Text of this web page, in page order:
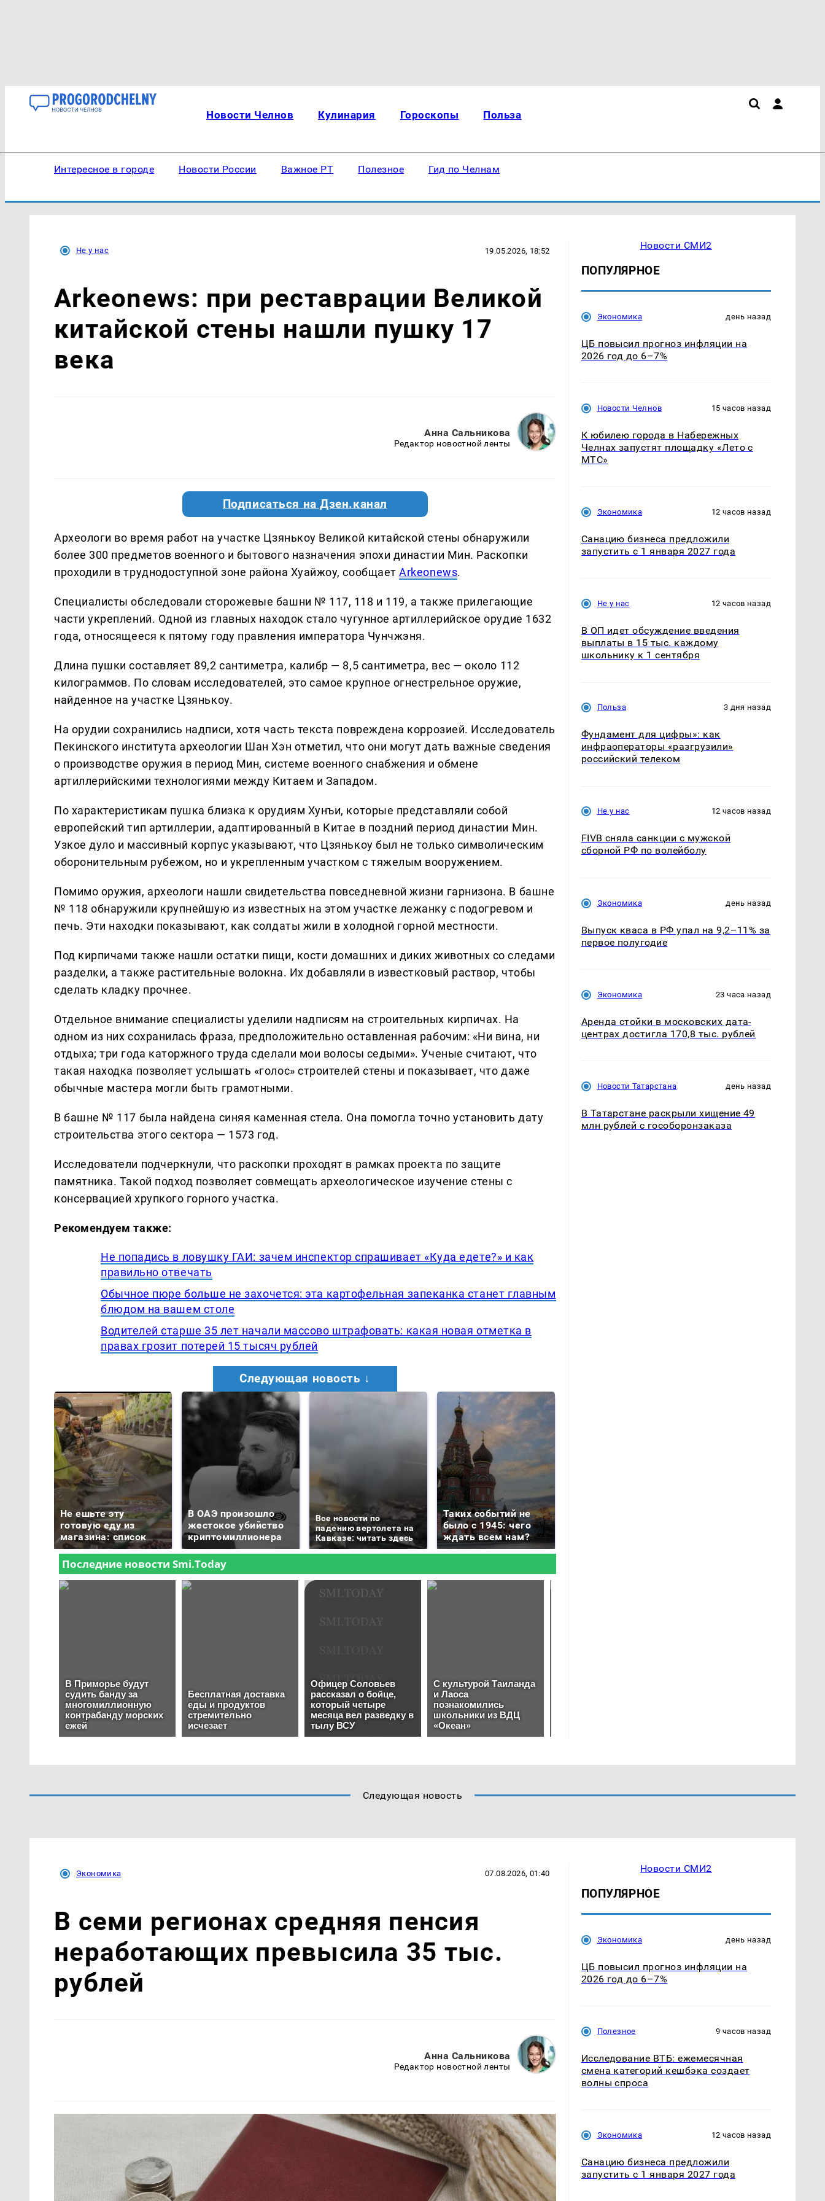
Новости Челнов Кулинария Гороскопы Польза
Интересное в городе Новости России Важное РТ Полезное Гид по Челнам
Не у нас 19.05.2026, 18:52
Arkeonews: при реставрации Великой
китайской стены нашли пушку 17
века
Анна Сальникова
Редактор новостной ленты
Подписаться на Дзен.канал
Археологи во время работ на участке Цзянькоу Великой китайской стены обнаружили
более 300 предметов военного и бытового назначения эпохи династии Мин. Раскопки
проходили в труднодоступной зоне района Хуайжоу, сообщаетArkeonews.
Специалисты обследовали сторожевые башни № 117, 118 и 119, а также прилегающие
части укреплений. Одной из главных находок стало чугунное артиллерийское орудие 1632
года, относящееся к пятому году правления императора Чунчжэня.
Длина пушки составляет 89,2 сантиметра, калибр — 8,5 сантиметра, вес — около 112
килограммов. По словам исследователей, это самое крупное огнестрельное оружие,
найденное на участке Цзянькоу.
На орудии сохранились надписи, хотя часть текста повреждена коррозией. Исследователь
Пекинского института археологии Шан Хэн отметил, что они могут дать важные сведения
о производстве оружия в период Мин, системе военного снабжения и обмене
артиллерийскими технологиями между Китаем и Западом.
По характеристикам пушка близка к орудиям Хунъи, которые представляли собой
европейский тип артиллерии, адаптированный в Китае в поздний период династии Мин.
Узкое дуло и массивный корпус указывают, что Цзянькоу был не только символическим
оборонительным рубежом, но и укрепленным участком с тяжелым вооружением.
Помимо оружия, археологи нашли свидетельства повседневной жизни гарнизона. В башне
№ 118 обнаружили крупнейшую из известных на этом участке лежанку с подогревом и
печь. Эти находки показывают, как солдаты жили в холодной горной местности.
Под кирпичами также нашли остатки пищи, кости домашних и диких животных со следами
разделки, а также растительные волокна. Их добавляли в известковый раствор, чтобы
сделать кладку прочнее.
Отдельное внимание специалисты уделили надписям на строительных кирпичах. На
одном из них сохранилась фраза, предположительно оставленная рабочим: «Ни вина, ни
отдыха; три года каторжного труда сделали мои волосы седыми». Ученые считают, что
такая находка позволяет услышать «голос» строителей стены и показывает, что даже
обычные мастера могли быть грамотными.
В башне № 117 была найдена синяя каменная стела. Она помогла точно установить дату
строительства этого сектора — 1573 год.
Исследователи подчеркнули, что раскопки проходят в рамках проекта по защите
памятника. Такой подход позволяет совмещать археологическое изучение стены с
консервацией хрупкого горного участка.
Рекомендуем также:
Не попадись в ловушку ГАИ: зачем инспектор спрашивает «Куда едете?» и как
правильно отвечать
Обычное пюре больше не захочется: эта картофельная запеканка станет главным
блюдом на вашем столе
Водителей старше 35 лет начали массово штрафовать: какая новая отметка в
правах грозит потерей 15 тысяч рублей
Следующая новость ↓
Не ешьте эту
готовую еду из
магазина: список
В ОАЭ произошло
жестокое убийство
криптомиллионера
Все новости по
падению вертолета на
Кавказе: читать здесь
Таких событий не
было с 1945: чего
ждать всем нам?
Новости СМИ2
ПОПУЛЯРНОЕ
Экономика день назад
ЦБ повысил прогноз инфляции на
2026 год до 6–7%
Новости Челнов 15 часов назад
К юбилею города в Набережных
Челнах запустят площадку «Лето с
МТС»
Экономика 12 часов назад
Санацию бизнеса предложили
запустить с 1 января 2027 года
Не у нас 12 часов назад
В ОП идет обсуждение введения
выплаты в 15 тыс. каждому
школьнику к 1 сентября
Польза 3 дня назад
Фундамент для цифры»: как
инфраоператоры «разгрузили»
российский телеком
Не у нас 12 часов назад
FIVB сняла санкции с мужской
сборной РФ по волейболу
Экономика день назад
Выпуск кваса в РФ упал на 9,2–11% за
первое полугодие
Экономика 23 часа назад
Аренда стойки в московских дата-
центрах достигла 170,8 тыс. рублей
Новости Татарстана день назад
В Татарстане раскрыли хищение 49
млн рублей с гособоронзаказа
Следующая новость
Экономика 07.08.2026, 01:40
В семи регионах средняя пенсия
неработающих превысила 35 тыс.
рублей
Анна Сальникова
Редактор новостной ленты
Новости СМИ2
ПОПУЛЯРНОЕ
Экономика день назад
ЦБ повысил прогноз инфляции на
2026 год до 6–7%
Полезное 9 часов назад
Исследование ВТБ: ежемесячная
смена категорий кешбэка создает
волны спроса
Экономика 12 часов назад
Санацию бизнеса предложили
запустить с 1 января 2027 года